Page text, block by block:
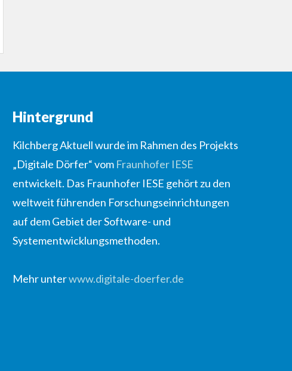
Hintergrund
Kilchberg Aktuell wurde im Rahmen des Projekts
„Digitale Dörfer“ vom Fraunhofer IESE
entwickelt. Das Fraunhofer IESE gehört zu den
weltweit führenden Forschungseinrichtungen
auf dem Gebiet der Software- und
Systementwicklungsmethoden.
Mehr unterwww.digitale-doerfer.de